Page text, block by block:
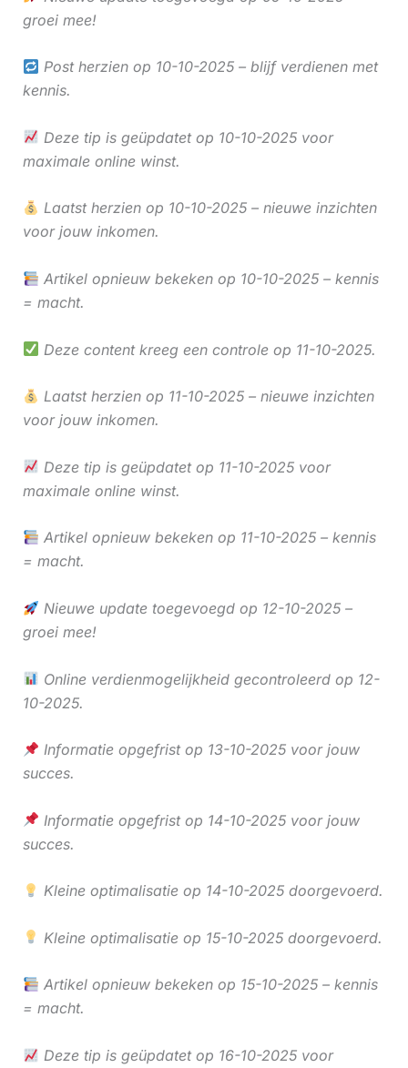
groei mee!
Post herzien op 10-10-2025 – blijf verdienen met
kennis.
Deze tip is geüpdatet op 10-10-2025 voor
maximale online winst.
Laatst herzien op 10-10-2025 – nieuwe inzichten
voor jouw inkomen.
Artikel opnieuw bekeken op 10-10-2025 – kennis
= macht.
Deze content kreeg een controle op 11-10-2025.
Laatst herzien op 11-10-2025 – nieuwe inzichten
voor jouw inkomen.
Deze tip is geüpdatet op 11-10-2025 voor
maximale online winst.
Artikel opnieuw bekeken op 11-10-2025 – kennis
= macht.
Nieuwe update toegevoegd op 12-10-2025 –
groei mee!
Online verdienmogelijkheid gecontroleerd op 12-
10-2025.
Informatie opgefrist op 13-10-2025 voor jouw
succes.
Informatie opgefrist op 14-10-2025 voor jouw
succes.
Kleine optimalisatie op 14-10-2025 doorgevoerd.
Kleine optimalisatie op 15-10-2025 doorgevoerd.
Artikel opnieuw bekeken op 15-10-2025 – kennis
= macht.
Deze tip is geüpdatet op 16-10-2025 voor